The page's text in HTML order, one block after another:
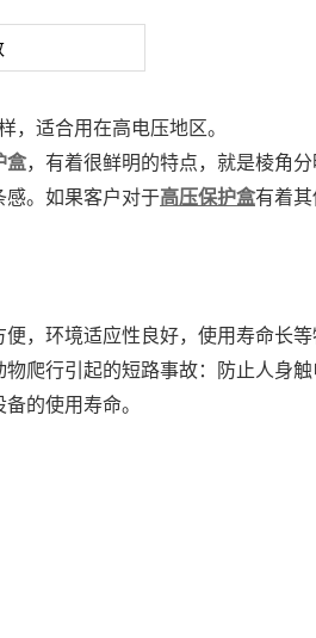
，适合用在高电压地区。
盒，有着很鲜明的特点，就是棱角分
感。如果客户对于高压保护盒有着
，环境适应性良好，使用寿命长
爬行引起的短路事故：防止人身
的使用寿命。